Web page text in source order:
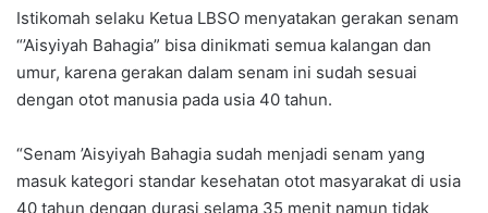
Istikomah selaku Ketua LBSO menyatakan gerakan senam
“’Aisyiyah Bahagia” bisa dinikmati semua kalangan dan
umur, karena gerakan dalam senam ini sudah sesuai
dengan otot manusia pada usia 40 tahun.
“Senam ’Aisyiyah Bahagia sudah menjadi senam yang
masuk kategori standar kesehatan otot masyarakat di usia
40 tahun dengan durasi selama 35 menit namun tidak